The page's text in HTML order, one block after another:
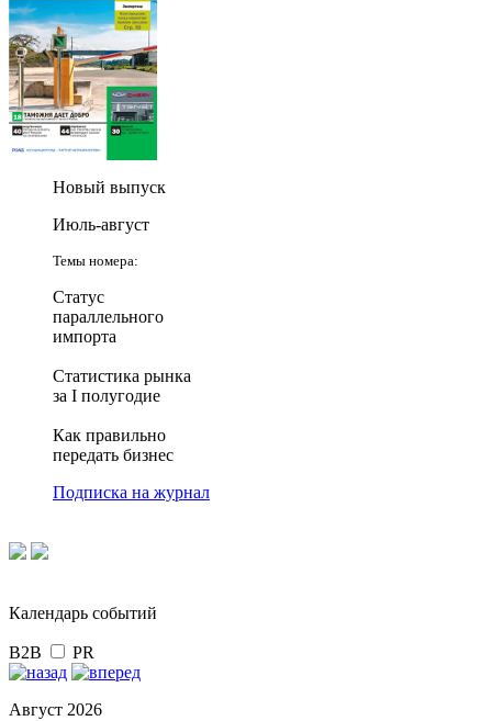
Новый выпуск
Июль-август
Темы номера:
Статус
параллельного
импорта
Статистика рынка
за I полугодие
Как правильно
передать бизнес
Подписка на журнал
Календарь событий
B2B PR
Август 2026